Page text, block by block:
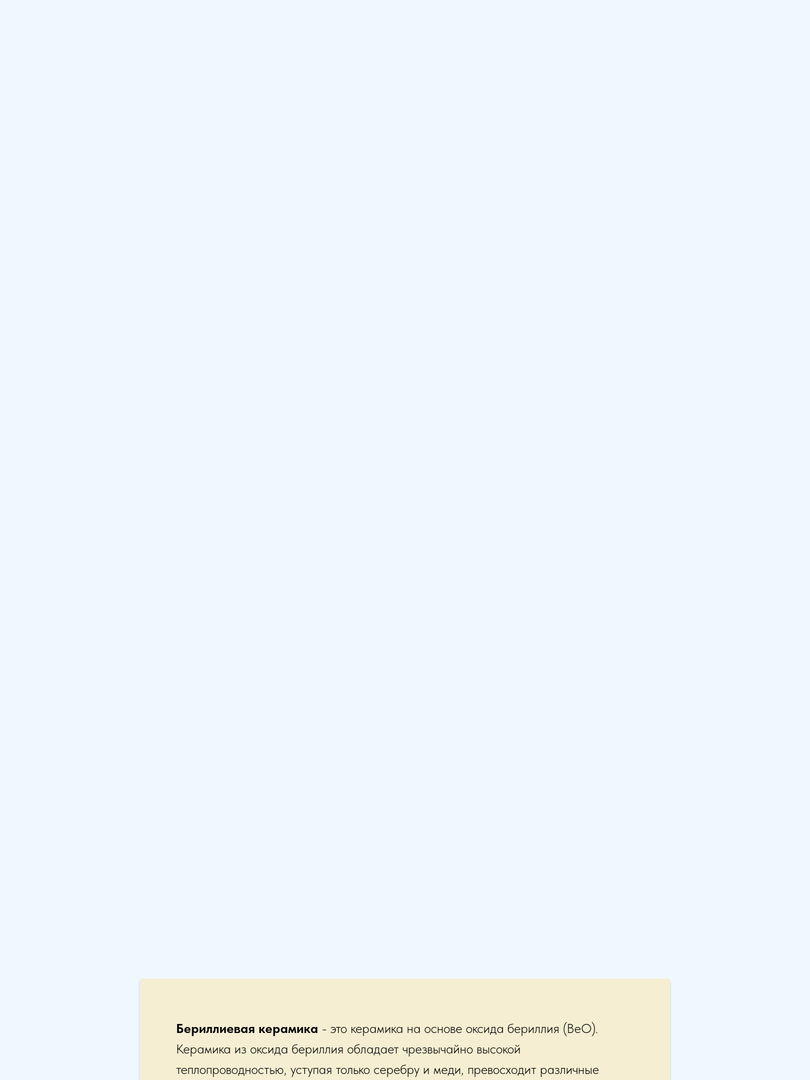
Бериллиевая керамика - это керамика на основе оксида бериллия (BeO).
Керамика из оксида бериллия обладает чрезвычайно высокой
теплопроводностью, уступая только серебру и меди, превосходит различные